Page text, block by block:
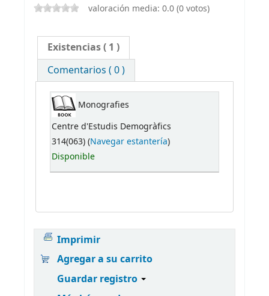
valoración media: 0.0 (0 votos)
Existencias( 1 )
Comentarios ( 0 )
Monografies
Centre d'Estudis Demogràfics
314(063) (Navegar estantería)
Disponible
Imprimir
Agregar a su carrito
Guardar registro